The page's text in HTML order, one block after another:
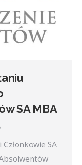
SA MBA
SA